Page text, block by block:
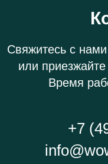
Свяжитесь с
или
Время
+7